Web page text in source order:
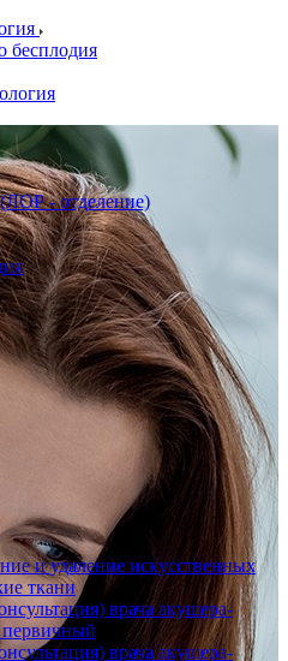
бесплодия
- отделение)
и удаление искусственных
ткани
врача акушера-
врача акушера-